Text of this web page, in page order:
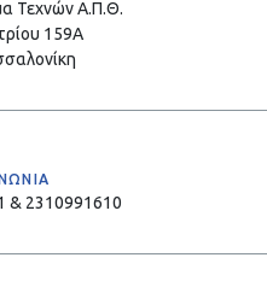
Τεχνών Α.Π.Θ.
159Α
& 2310991610